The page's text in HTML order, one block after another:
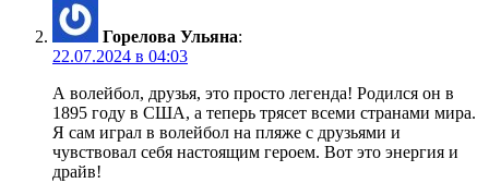
Горелова Ульяна:
22.07.2024 в 04:03
А волейбол, друзья, это просто легенда! Родился он в
1895 году в США, а теперь трясет всеми странами мира.
Я сам играл в волейбол на пляже с друзьями и
чувствовал себя настоящим героем. Вот это энергия и
драйв!